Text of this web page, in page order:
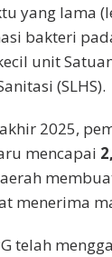
yang lama
bakteri
unit
(SLHS).
2025,
mencapai
menerima
telah